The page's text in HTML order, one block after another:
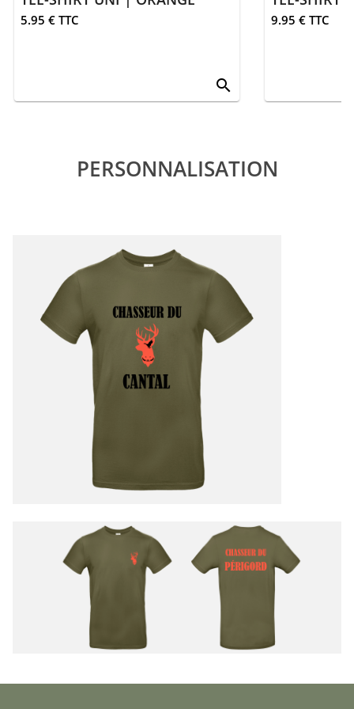
5.95 € TTC
search
9.95 € TTC
PERSONNALISATION